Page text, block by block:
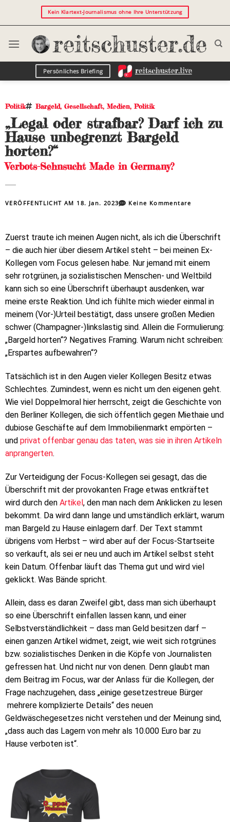
Kein Klartext-Journalismus ohne Ihre Unterstützung
Persönliches Briefing
Politik Bargeld, Gesellschaft, Medien,Politik
„Legal oder strafbar? Darf ich zu
Hause unbegrenzt Bargeld
horten?“
Verbots-Sehnsucht Made in Germany?
VERÖFFENTLICHT AM 18. Jan. 2023 Keine Kommentare
Zuerst traute ich meinen Augen nicht, als ich die Überschrift
– die auch hier über diesem Artikel steht – bei meinen Ex-
Kollegen vom Focus gelesen habe. Nur jemand mit einem
sehr rotgrünen, ja sozialistischen Menschen- und Weltbild
kann sich so eine Überschrift überhaupt ausdenken, war
meine erste Reaktion. Und ich fühlte mich wieder einmal in
meinem (Vor-)Urteil bestätigt, dass unsere großen Medien
schwer (Champagner-)linkslastig sind. Allein die Formulierung:
„Bargeld horten“? Negatives Framing. Warum nicht schreiben:
„Erspartes aufbewahren“?
Tatsächlich ist in den Augen vieler Kollegen Besitz etwas
Schlechtes. Zumindest, wenn es nicht um den eigenen geht.
Wie viel Doppelmoral hier herrscht, zeigt die Geschichte von
den Berliner Kollegen, die sich öffentlich gegen Miethaie und
dubiose Geschäfte auf dem Immobilienmarkt empörten –
und privat offenbar genau das taten, was sie in ihren Artikeln
anprangerten.
Zur Verteidigung der Focus-Kollegen sei gesagt, das die
Überschrift mit der provokanten Frage etwas entkräftet
wird durch den Artikel, den man nach dem Anklicken zu lesen
bekommt. Da wird dann lange und umständlich erklärt, warum
man Bargeld zu Hause einlagern darf. Der Text stammt
übrigens vom Herbst – wird aber auf der Focus-Startseite
so verkauft, als sei er neu und auch im Artikel selbst steht
kein Datum. Offenbar läuft das Thema gut und wird viel
geklickt. Was Bände spricht.
Allein, dass es daran Zweifel gibt, dass man sich überhaupt
so eine Überschrift einfallen lassen kann, und einer
Selbstverständlichkeit – dass man Geld besitzen darf –
einen ganzen Artikel widmet, zeigt, wie weit sich rotgrünes
bzw. sozialistisches Denken in die Köpfe von Journalisten
gefressen hat. Und nicht nur von denen. Denn glaubt man
dem Beitrag im Focus, war der Anlass für die Kollegen, der
Frage nachzugehen, dass „einige gesetzestreue Bürger
mehrere komplizierte Details“ des neuen
Geldwäschegesetzes nicht verstehen und der Meinung sind,
„dass auch das Lagern von mehr als 10.000 Euro bar zu
Hause verboten ist“.